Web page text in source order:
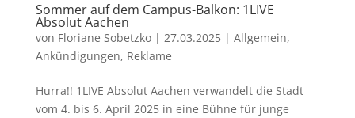
Sommer auf dem Campus-Balkon: 1LIVE
Absolut Aachen
von Floriane Sobetzko| 27.03.2025| Allgemein,
Ankündigungen, Reklame
Hurra!! 1LIVE Absolut Aachen verwandelt die Stadt
vom 4. bis 6. April 2025 in eine Bühne für junge